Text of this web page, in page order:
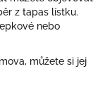
z tapas lístku.
nebo
můžete si jej